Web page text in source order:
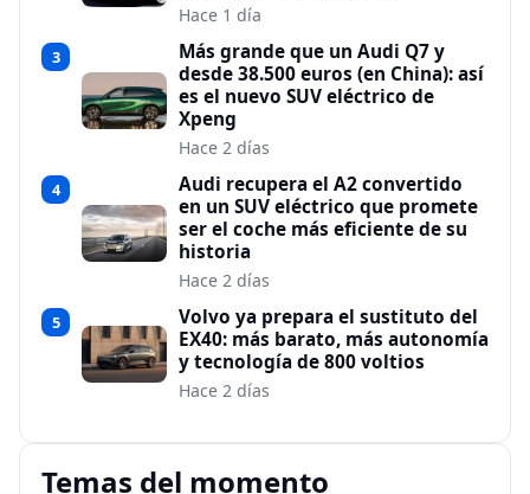
Hace 1 día
3
Más grande que un Audi Q7 y
desde 38.500 euros (en China): así
es el nuevo SUV eléctrico de
Xpeng
Hace 2 días
4
Audi recupera el A2 convertido
en un SUV eléctrico que promete
ser el coche más eficiente de su
historia
Hace 2 días
5
Volvo ya prepara el sustituto del
EX40: más barato, más autonomía
y tecnología de 800 voltios
Hace 2 días
Temas del momento